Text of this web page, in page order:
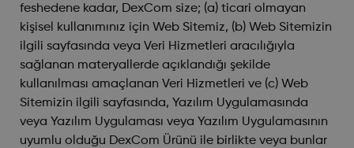
feshedene kadar, DexCom size; (a) ticari olmayan
kişisel kullanımınız için Web Sitemiz, (b) Web Sitemizin
ilgili sayfasında veya Veri Hizmetleri aracılığıyla
sağlanan materyallerde açıklandığı şekilde
kullanılması amaçlanan Veri Hizmetleri ve (c) Web
Sitemizin ilgili sayfasında, Yazılım Uygulamasında
veya Yazılım Uygulaması veya Yazılım Uygulamasının
uyumlu olduğu DexCom Ürünü ile birlikte veya bunlar